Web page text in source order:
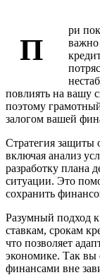
П
ри
важно
повлиять на вашу
поэтому
залогом вашей
Стратегия защиты
включая анализ
разработку плана
ситуации. Это
сохранить
Разумный подход
ставкам, срокам
что позволяет
экономике. Так вы
финансами вне